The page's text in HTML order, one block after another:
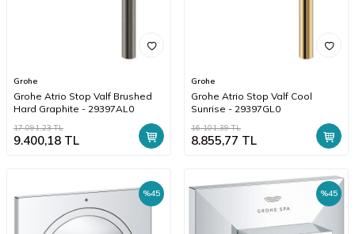
Grohe
Grohe Atrio Stop Valf Brushed
Hard Graphite - 29397AL0
17.091,23TL
9.400,18 TL
Grohe
Grohe Atrio Stop Valf Cool
Sunrise - 29397GL0
16.101,39TL
8.855,77 TL
%45 %45